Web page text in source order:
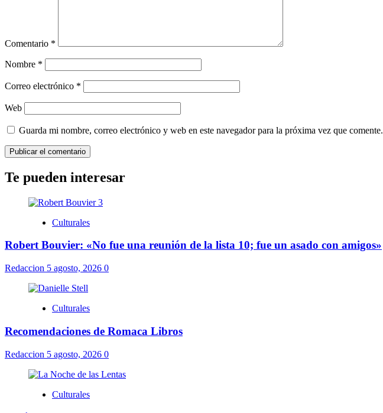
Comentario *
Nombre *
Correo electrónico *
Web
Guarda mi nombre, correo electrónico y web en este navegador para la próxima vez que comente.
Te pueden interesar
Culturales
Robert Bouvier: «No fue una reunión de la lista 10; fue un asado con amigos»
Redaccion 5 agosto, 2026 0
Culturales
Recomendaciones de Romaca Libros
Redaccion 5 agosto, 2026 0
Culturales